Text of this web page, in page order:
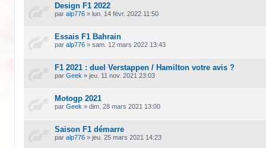
Design F1 2022
paralp776 »lun. 14 févr. 2022 11:50
Essais F1 Bahrain
paralp776 »sam. 12 mars 2022 13:43
F1 2021 : duel Verstappen / Hamilton votre avis ?
parGeek »jeu. 11 nov. 2021 23:03
Motogp 2021
parGeek »dim. 28 mars 2021 13:00
Saison F1 démarre
paralp776 »jeu. 25 mars 2021 14:23